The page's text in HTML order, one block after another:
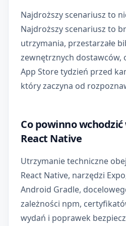
Najdroższy scenariusz to
Najdroższy scenariusz to
utrzymania, przestarzałe
zewnętrznych dostawców,
App Store tydzień przed
który zaczyna od
Co powinno
React Native
Utrzymanie techniczne
React Native, narzędzi
Android Gradle,
zależności npm,
wydań i poprawek